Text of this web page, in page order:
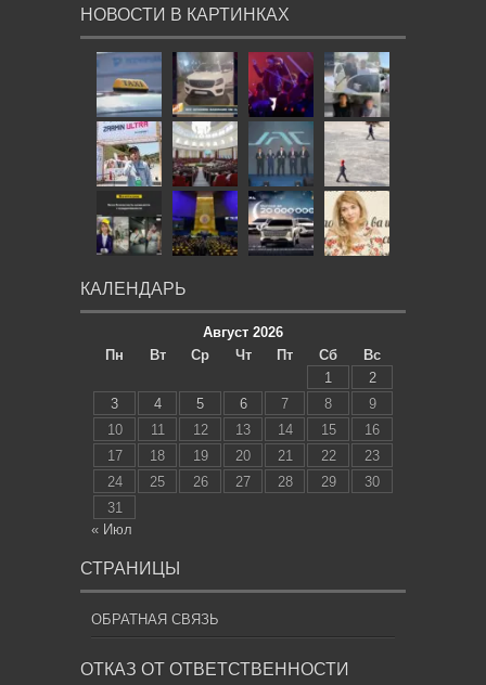
НОВОСТИ В КАРТИНКАХ
КАЛЕНДАРЬ
Август 2026
Пн
Вт Ср Чт Пт Сб
Вс
1
2
3
4 5 6 7 8
9
10
11 12 13 14 15
16
17
18 19 20 21 22
23
24
25 26 27 28 29
30
31
« Июл
СТРАНИЦЫ
ОБРАТНАЯ СВЯЗЬ
ОТКАЗ ОТ ОТВЕТСТВЕННОСТИ